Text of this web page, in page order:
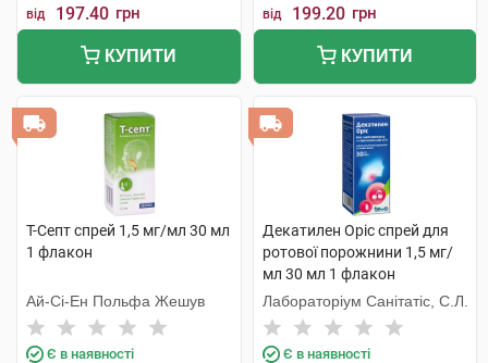
від 197.40 грн
КУПИТИ
від 199.20 грн
КУПИТИ
Т-Септ спрей 1,5 мг/мл 30 мл
1 флакон
Ай-Сі-Ен Польфа Жешув
Є в наявності
Декатилен Оріс спрей для
ротової порожнини 1,5 мг/
мл 30 мл 1 флакон
Лабораторіум Санітатіс, С.Л.
Є в наявності